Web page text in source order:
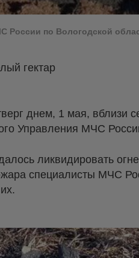
России по Вологодской
гектар
днем, 1 мая, вблизи
Управления МЧС
ликвидировать
специалисты МЧС